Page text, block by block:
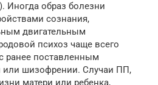
Иногда образ болезни
сознания,
двигательным
психоз чаще всего
ранее поставленным
или шизофрении. Случаи ПП,